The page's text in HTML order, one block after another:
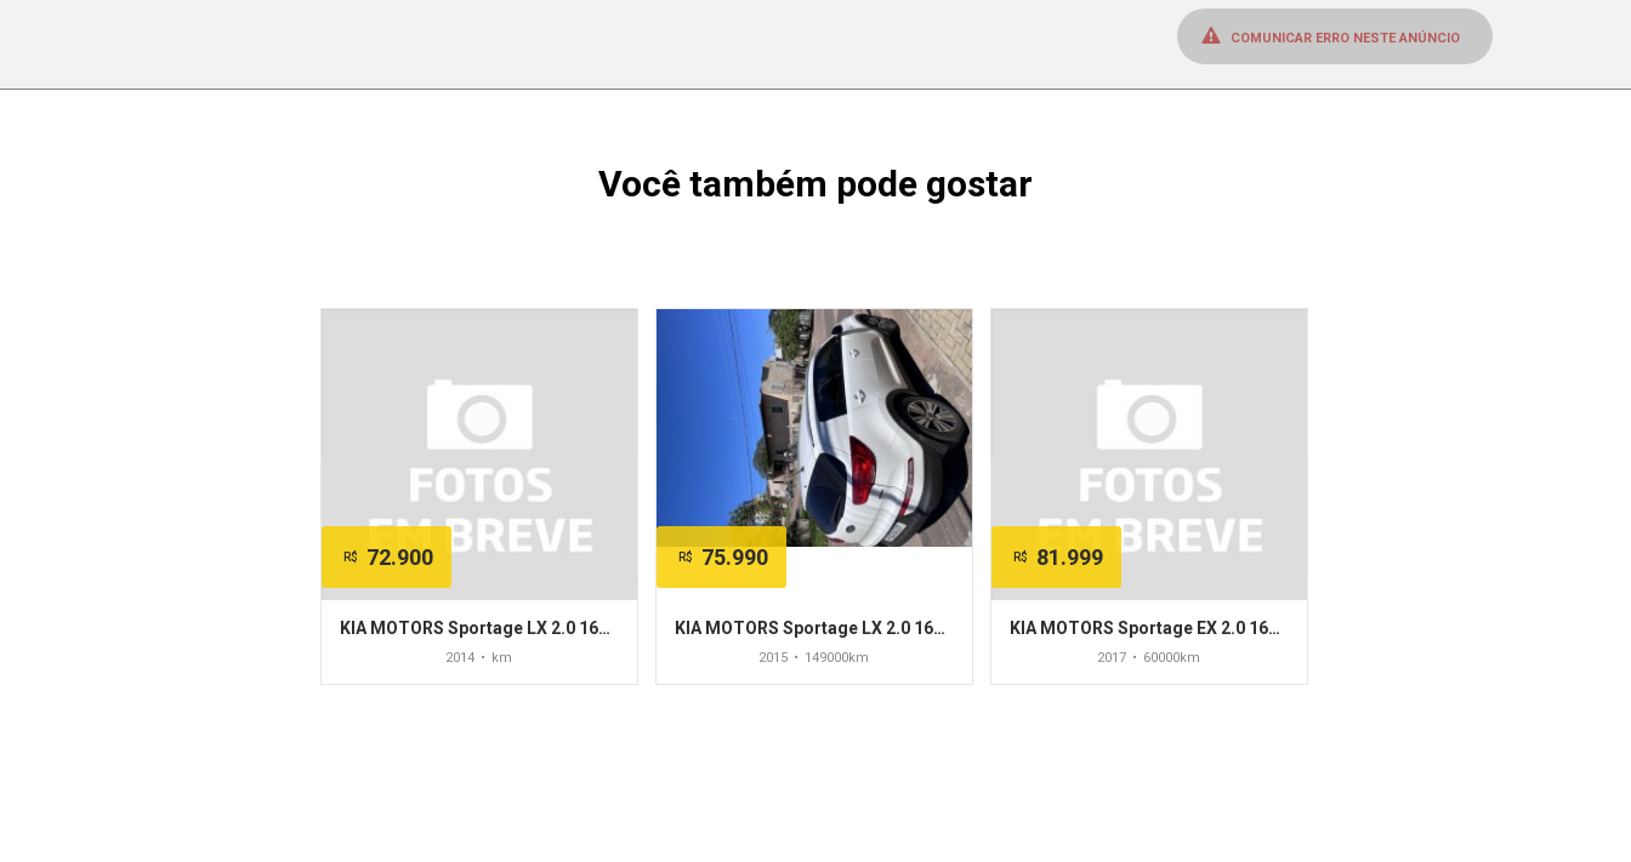
COMUNICAR ERRO NESTE ANÚNCIO
Você também pode gostar
R$ 72.900
KIA MOTORS Sportage LX 2.0 16V/ 2.0 16V Flex Aut.
2014 • km
R$ 75.990
KIA MOTORS Sportage LX 2.0 16V 142cv 5p
2015 • 149000km
R$ 81.999
KIA MOTORS Sportage EX 2.0 16V/ 2.0 16V Flex Aut.
2017 • 60000km